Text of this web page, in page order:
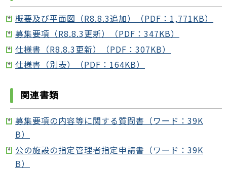
概要及び平面図（R8.8.3追加）（PDF：1,771KB）
募集要項（R8.8.3更新）（PDF：347KB）
仕様書（R8.8.3更新）（PDF：307KB）
仕様書（別表）（PDF：164KB）
関連書類
募集要項の内容等に関する質問書（ワード：39K
B）
公の施設の指定管理者指定申請書（ワード：39K
B）